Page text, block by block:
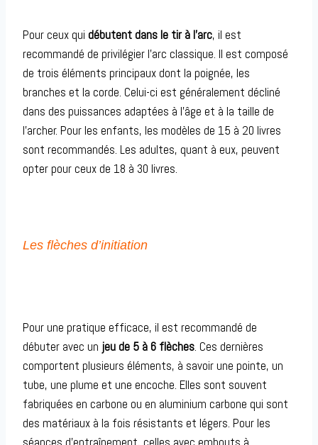
Pour ceux qui débutent dans le tir à l’arc, il est
recommandé de privilégier l’arc classique. Il est composé
de trois éléments principaux dont la poignée, les
branches et la corde. Celui-ci est généralement décliné
dans des puissances adaptées à l’âge et à la taille de
l’archer. Pour les enfants, les modèles de 15 à 20 livres
sont recommandés. Les adultes, quant à eux, peuvent
opter pour ceux de 18 à 30 livres.
Les flèches d’initiation
Pour une pratique efficace, il est recommandé de
débuter avec un jeu de 5 à 6 flèches. Ces dernières
comportent plusieurs éléments, à savoir une pointe, un
tube, une plume et une encoche. Elles sont souvent
fabriquées en carbone ou en aluminium carbone qui sont
des matériaux à la fois résistants et légers. Pour les